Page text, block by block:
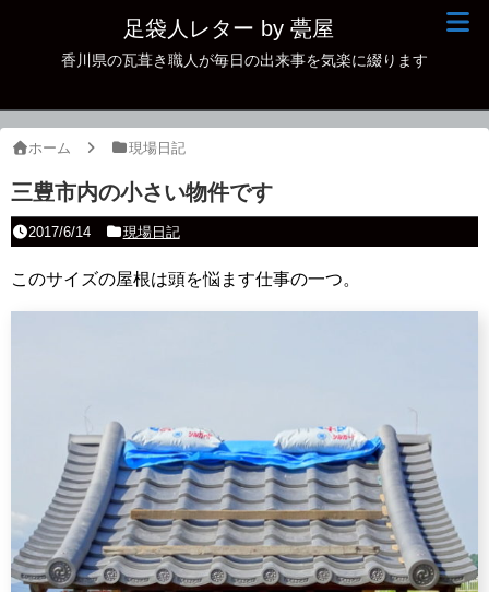
足袋人レター by 甍屋
香川県の瓦葺き職人が毎日の出来事を気楽に綴ります
ホーム 現場日記
三豊市内の小さい物件です
2017/6/14 現場日記
このサイズの屋根は頭を悩ます仕事の一つ。
現場日記
古瓦
本日の一品